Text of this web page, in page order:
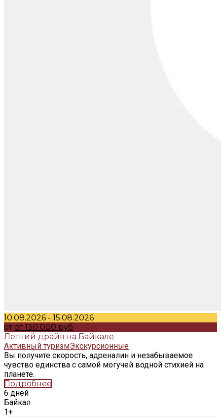
10.08.2026 - 15.08.2026
от от 130 000 руб
Летний драйв на Байкале
Активный туризмЭкскурсионные
Вы получите скорость, адреналин и незабываемое
чувство единства с самой могучей водной стихией на
планете.
Подробнее
6 дней
Байкал
1+